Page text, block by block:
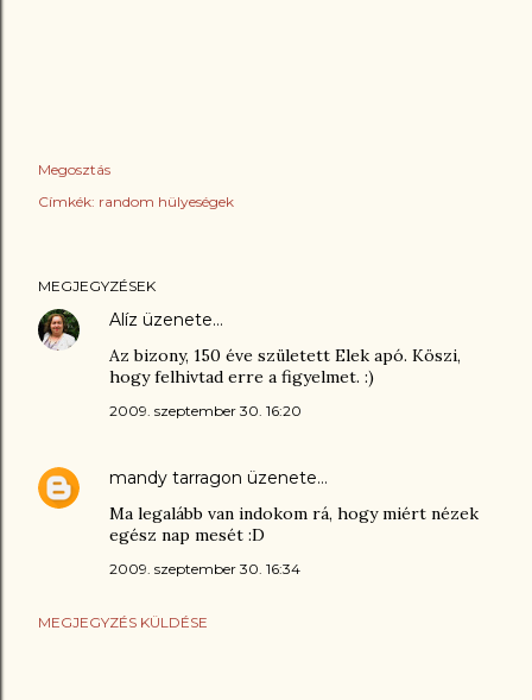
Megosztás
Címkék: random hülyeségek
MEGJEGYZÉSEK
Alíz üzenete…
Az bizony, 150 éve született Elek apó. Köszi,
hogy felhivtad erre a figyelmet. :)
2009. szeptember 30. 16:20
mandy tarragon üzenete…
Ma legalább van indokom rá, hogy miért nézek
egész nap mesét :D
2009. szeptember 30. 16:34
MEGJEGYZÉS KÜLDÉSE